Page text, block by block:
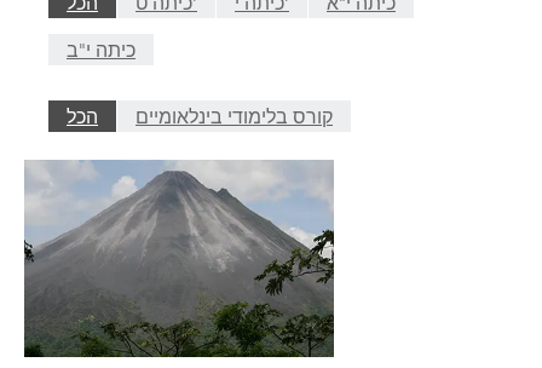
כיתה י"ב
הכל קורס בלימודי בינלאומיים